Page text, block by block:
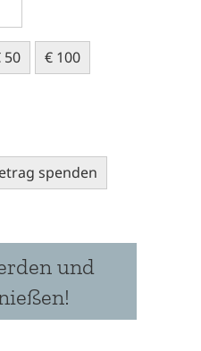
50 € 100
spenden
und